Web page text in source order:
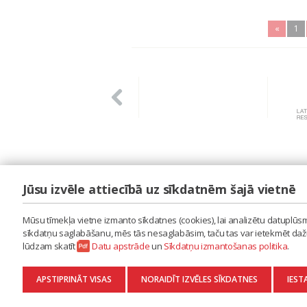
« 1
LAIPA
ES RADU MŪZIKU
AKTUALITĀTES
KONTAKTI
SĪKDATŅU IZMANTOŠANAS POLITIKA
DATU APSTRĀDE
Jūsu izvēle attiecībā uz sīkdatnēm šajā vietnē
Mūsu tīmekļa vietne izmanto sīkdatnes (cookies), lai analizētu
sīkdatņu saglabāšanu, mēs tās nesaglabāsim, taču tas var ietekmēt
lūdzam skatīt
Datu apstrādeun Sīkdatņu izmantošanas politika.
APSTIPRINĀT VISAS NORAIDĪT IZVĒLES SĪKDATNES